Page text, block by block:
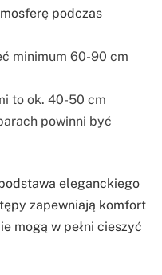
podczas
minimum 60-90 cm
to ok. 40-50 cm
powinni być
eleganckiego
zapewniają komfort
mogą w pełni cieszyć